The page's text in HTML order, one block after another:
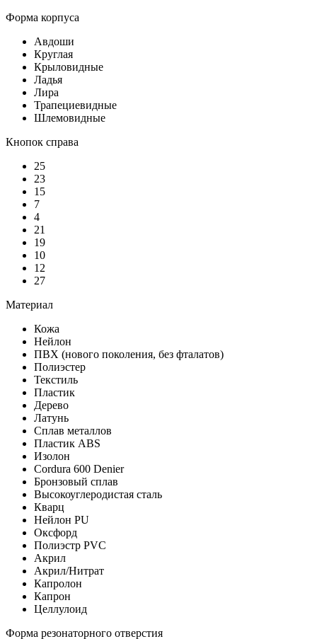
Форма корпуса
Авдоши
Круглая
Крыловидные
Ладья
Лира
Трапециевидные
Шлемовидные
Кнопок справа
25
23
15
7
4
21
19
10
12
27
Материал
Кожа
Нейлон
ПВХ (нового поколения, без фталатов)
Полиэстер
Текстиль
Пластик
Дерево
Латунь
Сплав металлов
Пластик ABS
Изолон
Cordura 600 Denier
Бронзовый сплав
Высокоуглеродистая сталь
Кварц
Нейлон PU
Оксфорд
Полиэстр PVC
Акрил
Акрил/Нитрат
Капролон
Капрон
Целлулоид
Форма резонаторного отверстия